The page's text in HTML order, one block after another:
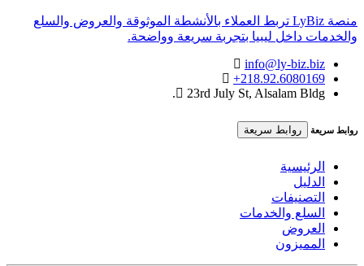
منصة LyBiz تربط العملاء بالأنشطة الموثوقة والعروض والسلع
والخدمات داخل ليبيا بتجربة سريعة وواضحة.
info@ly-biz.biz
+218.92.6080169
23rd July St, Alsalam Bldg.
روابط سريعة روابط سريعة
الرئيسية
الدليل
التصنيفات
السلع والخدمات
العروض
المميزون